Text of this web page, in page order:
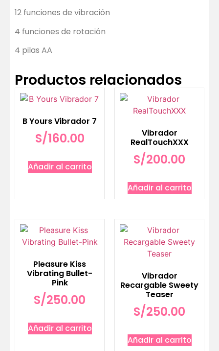
12 funciones de vibración
4 funciones de rotación
4 pilas AA
Productos relacionados
B Yours Vibrador 7
S/160.00
Añadir al carrito
Vibrador
RealTouchXXX
S/200.00
Añadir al carrito
Pleasure Kiss
Vibrating Bullet-
Pink
S/250.00
Añadir al carrito
Vibrador
Recargable Sweety
Teaser
S/250.00
Añadir al carrito